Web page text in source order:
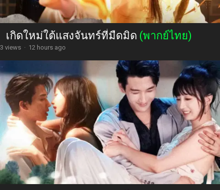
เกิดใหม่ใต้แสงจันทร์ที่มืดมิด (พากย์ไทย)
3 views · 12 hours ago